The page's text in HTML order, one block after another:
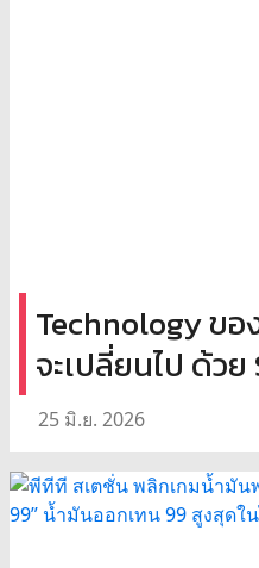
Technology ขอ
จะเปลี่ยนไป ด้วย
25 มิ.ย. 2026